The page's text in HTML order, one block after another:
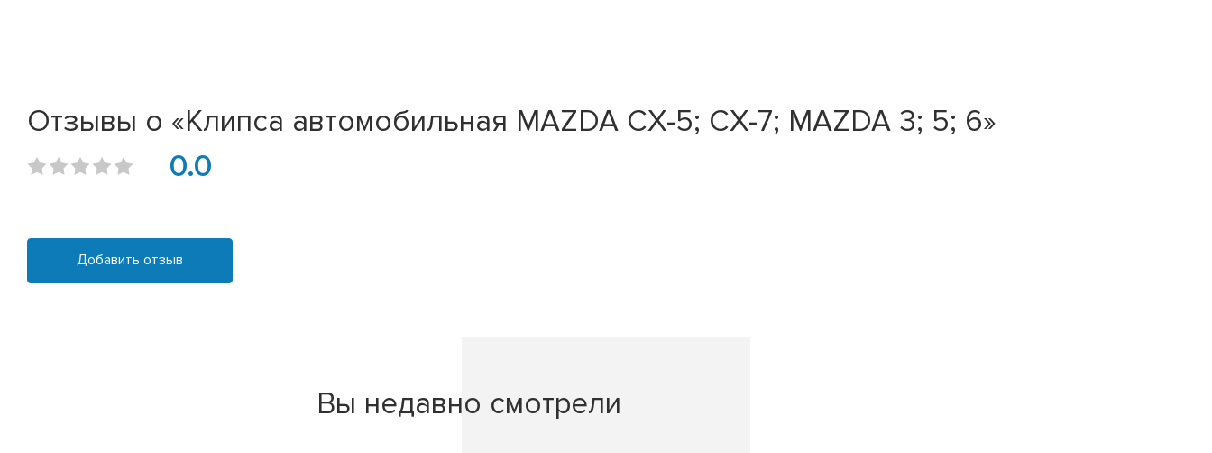
Отзывы о «Клипса автомобильная MAZDA CX-5; CX-7; MAZDA 3; 5; 6»
0.0
Добавить отзыв
Вы недавно смотрели